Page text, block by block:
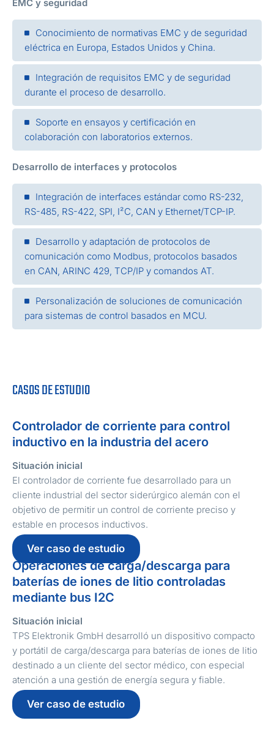
EMC y seguridad
Conocimiento de normativas EMC y de seguridad
eléctrica en Europa, Estados Unidos y China.
Integración de requisitos EMC y de seguridad
durante el proceso de desarrollo.
Soporte en ensayos y certificación en
colaboración con laboratorios externos.
Desarrollo de interfaces y protocolos
Integración de interfaces estándar como RS-232,
RS-485, RS-422, SPI, I²C, CAN y Ethernet/TCP-IP.
Desarrollo y adaptación de protocolos de
comunicación como Modbus, protocolos basados
en CAN, ARINC 429, TCP/IP y comandos AT.
Personalización de soluciones de comunicación
para sistemas de control basados en MCU.
CASOS DE ESTUDIO
Controlador de corriente para control
inductivo en la industria del acero
Situación inicial
El controlador de corriente fue desarrollado para un
cliente industrial del sector siderúrgico alemán con el
objetivo de permitir un control de corriente preciso y
estable en procesos inductivos.
Ver caso de estudio
Operaciones de carga/descarga para
baterías de iones de litio controladas
mediante bus I2C
Situación inicial
TPS Elektronik GmbH desarrolló un dispositivo compacto
y portátil de carga/descarga para baterías de iones de litio
destinado a un cliente del sector médico, con especial
atención a una gestión de energía segura y fiable.
Ver caso de estudio